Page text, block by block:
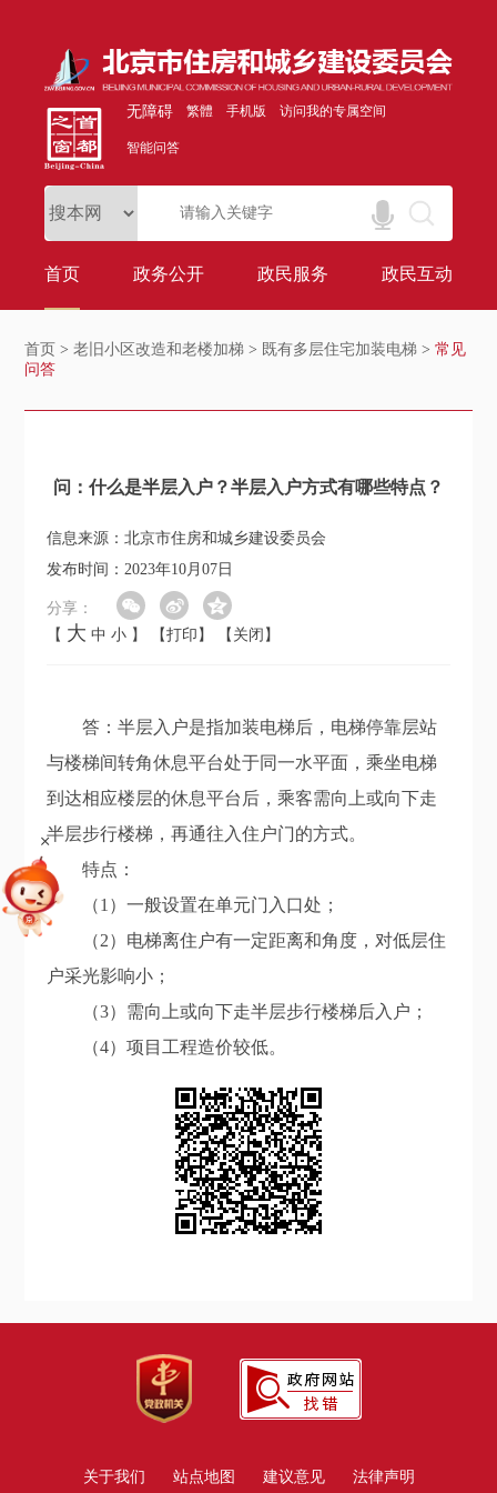
无障碍 繁體 手机版 访问我的专属空间
智能问答
首页 政务公开 政民服务 政民互动
首页 >老旧小区改造和老楼加梯 > 既有多层住宅加装电梯 >常见
问答
问：什么是半层入户？半层入户方式有哪些特点？
信息来源：北京市住房和城乡建设委员会
发布时间：2023年10月07日
分享：
【 大 中 小 】 【打印】 【关闭】
答：半层入户是指加装电梯后，电梯停靠层站
与楼梯间转角休息平台处于同一水平面，乘坐电梯
到达相应楼层的休息平台后，乘客需向上或向下走
半层步行楼梯，再通往入住户门的方式。
特点：
（1）一般设置在单元门入口处；
（2）电梯离住户有一定距离和角度，对低层住
户采光影响小；
（3）需向上或向下走半层步行楼梯后入户；
（4）项目工程造价较低。
+
关于我们 站点地图 建议意见 法律声明